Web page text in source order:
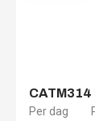
Per dag